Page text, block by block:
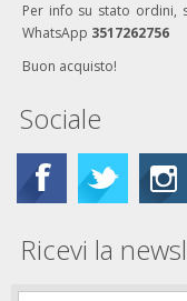
Per info su stato ordini,
WhatsApp 3517262756
Buon acquisto!
Sociale
Ricevi la